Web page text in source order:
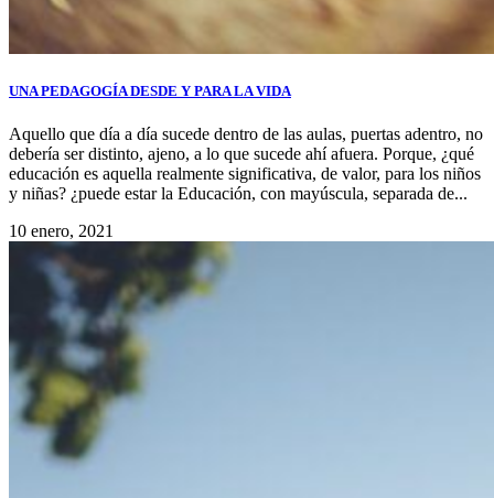
UNA PEDAGOGÍA DESDE Y PARA LA VIDA
Aquello que día a día sucede dentro de las aulas, puertas adentro, no
debería ser distinto, ajeno, a lo que sucede ahí afuera. Porque, ¿qué
educación es aquella realmente significativa, de valor, para los niños
y niñas? ¿puede estar la Educación, con mayúscula, separada de...
10 enero, 2021